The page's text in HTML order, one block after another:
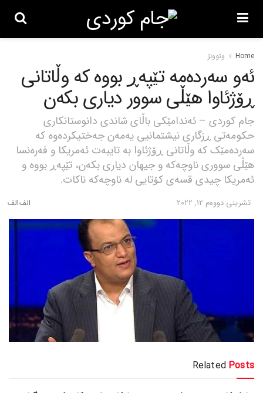
Home وتووێژ
ئەو سەردەمە تێپەڕ بووە کە وڵاتانی
ڕۆژئاوا هێڵی سوور دیاری بکەن
جام کوردی – ئەندامێکی باڵای شاندی دانوستانکاری
حکومەتی ڕزگاری نیشتمانیی یەمەن جەختیکردەوە کە
سەردەمێک کە وڵاتانی ڕۆژئاوا بە تایبەت ئەمریکا و فەرەنسا
هێڵی سووری ناوچەکە و جیهان دیاری بکەن، تێپەڕ بووە و
ئەمریکا چیدی قسەی کۆتایی لە ناوچەکە ناکات.
تشرینی دووه‌م 12, 2022
Related Posts